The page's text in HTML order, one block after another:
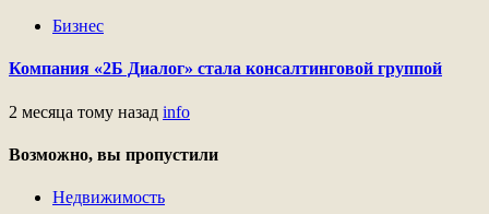
Бизнес
Компания «2Б Диалог» стала консалтинговой группой
2 месяца тому назад info
Возможно, вы пропустили
Недвижимость